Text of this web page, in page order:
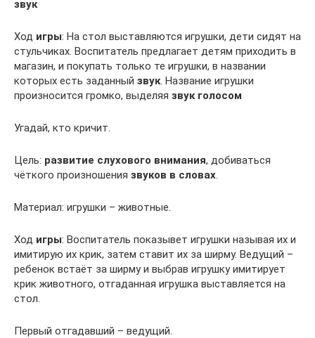
звук
Ход игры: На стол выставляются игрушки, дети сидят на
стульчиках. Воспитатель предлагает детям приходить в
магазин, и покупать только те игрушки, в названии
которых есть заданный звук. Название игрушки
произносится громко, выделяя звук голосом
Угадай, кто кричит.
Цель: развитие слухового внимания, добиваться
чёткого произношения звуков в словах.
Материал: игрушки – животные.
Ход игры: Воспитатель показывет игрушки называя их и
имитирую их крик, затем ставит их за ширму. Ведущий –
ребенок встаёт за ширму и выбрав игрушку имитирует
крик животного, отгаданная игрушка выставляется на
стол.
Первый отгадавший – ведущий.